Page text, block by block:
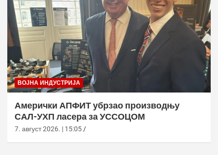
ВОЈНА ИНДУСТРИЈА
Амерички АПФИТ убрзао производњу
САЛ-УХП ласера за УССОЦОМ
7. август 2026. | 15:05